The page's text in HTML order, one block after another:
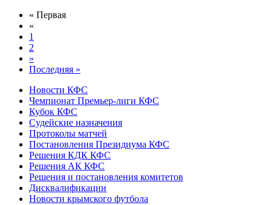
« Первая
«
1
2
»
Последняя »
Новости КФС
Чемпионат Премьер-лиги КФС
Кубок КФС
Судейские назначения
Протоколы матчей
Постановления Президиума КФС
Решения КДК КФС
Решения АК КФС
Решения и постановления комитетов
Дисквалификации
Новости крымского футбола